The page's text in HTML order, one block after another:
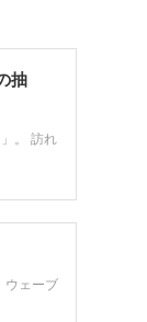
抽
。 訪れ
ウェーブ